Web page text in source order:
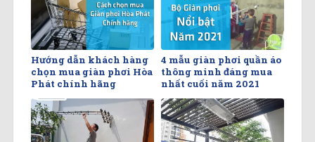
Hướng dẫn khách hàng
chọn mua giàn phơi Hòa
Phát chính hãng
4 mẫu giàn phơi quần áo
thông minh đáng mua
nhất cuối năm 2021